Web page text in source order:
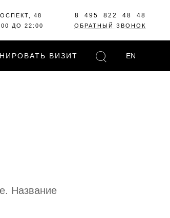
48
ДО 22:00
8 495 822 48 48
ОБРАТНЫЙ ЗВОНОК
ВИЗИТ EN
Название